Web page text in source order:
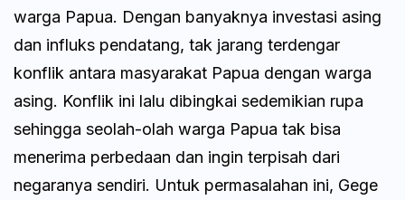
warga Papua. Dengan banyaknya investasi asing
dan influks pendatang, tak jarang terdengar
konflik antara masyarakat Papua dengan warga
asing. Konflik ini lalu dibingkai sedemikian rupa
sehingga seolah-olah warga Papua tak bisa
menerima perbedaan dan ingin terpisah dari
negaranya sendiri. Untuk permasalahan ini, Gege